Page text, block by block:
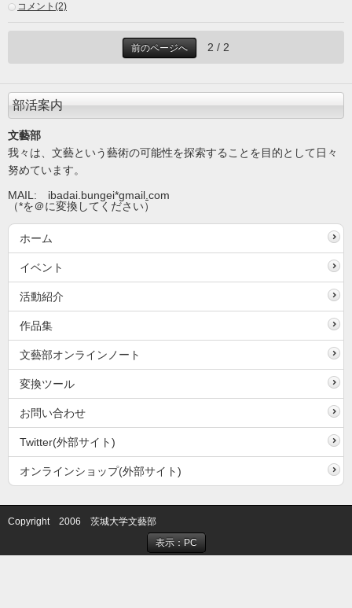
コメント(2)
前のページへ 2 / 2
部活案内
文藝部
我々は、文藝という藝術の可能性を探索することを目的として日々
努めています。
MAIL: ibadai.bungei*gmail com
（*を＠に変換してください）
ホーム
イベント
活動紹介
作品集
文藝部オンラインノート
変換ツール
お問い合わせ
Twitter(外部サイト)
オンラインショップ(外部サイト)
Copyright 2006 茨城大学文藝部
表示：PC